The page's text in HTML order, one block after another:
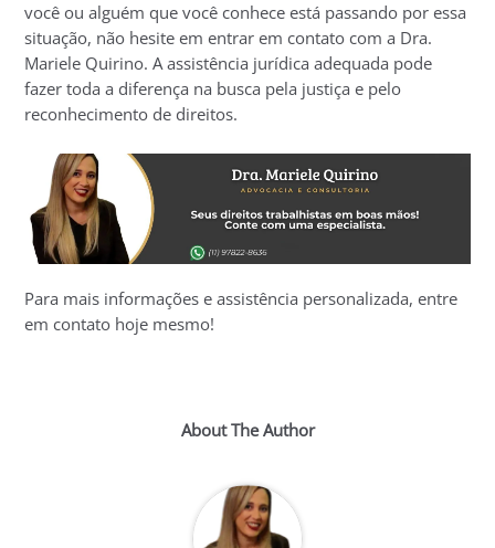
você ou alguém que você conhece está passando por essa
situação, não hesite em entrar em contato com a Dra.
Mariele Quirino. A assistência jurídica adequada pode
fazer toda a diferença na busca pela justiça e pelo
reconhecimento de direitos.
Para mais informações e assistência personalizada, entre
em contato hoje mesmo!
About The Author